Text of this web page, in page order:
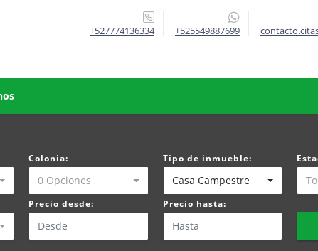
+527774136334 +525549887699
Colonia:
0 Opciones
Tipo de inmueble:
Casa Campestre
Precio desde: Precio hasta: